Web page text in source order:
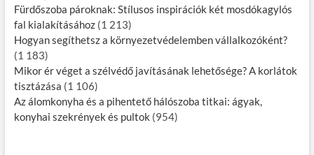
Fürdőszoba pároknak: Stílusos inspirációk két mosdókagylós
fal kialakításához (1 213)
Hogyan segíthetsz a környezetvédelemben vállalkozóként?
(1 183)
Mikor ér véget a szélvédő javításának lehetősége? A korlátok
tisztázása (1 106)
Az álomkonyha és a pihentető hálószoba titkai: ágyak,
konyhai szekrények és pultok (954)